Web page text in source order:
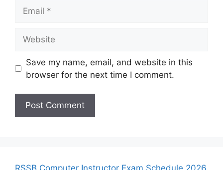
Save my name, email, and website in this
browser for the next time I comment.